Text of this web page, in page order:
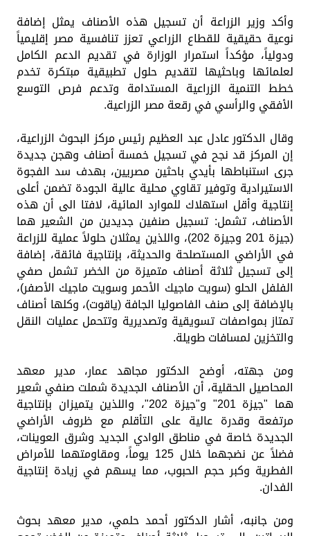
وأكد وزير الزراعة أن تسجيل هذه الأصناف يمثل إضافة
نوعية حقيقية للقطاع الزراعي تعزز تنافسية مصر إقليمياً
ودولياً، مؤكداً استمرار الوزارة في تقديم الدعم الكامل
لعلمائها وباحثيها لتقديم حلول تطبيقية مبتكرة تخدم
خطط التنمية الزراعية المستدامة وتدعم فرص التوسع
الأفقي والرأسي في رقعة مصر الزراعية.
وقال الدكتور عادل عبد العظيم رئيس مركز البحوث الزراعية،
إن المركز قد نجح في تسجيل خمسة أصناف وهجن جديدة
جرى استنباطها بأيدي باحثين مصريين، بهدف سد الفجوة
الاستيرادية وتوفير تقاوي محلية عالية الجودة تضمن أعلى
إنتاجية وأقل استهلاك للموارد المائية، لافتا الى أن هذه
الأصناف، تشمل: تسجيل صنفين جديدين من الشعير هما
(جيزة 201 وجيزة 202)، واللذين يمثلان حلولاً عملية للزراعة
في الأراضي المستصلحة والحديثة، بإنتاجية فائقة، إضافة
إلى تسجيل ثلاثة أصناف متميزة من الخضر تشمل صفي
الفلفل الحلو (سويت ماجيك الأحمر وسويت ماجيك الأصفر)،
بالإضافة إلى صنف الفاصوليا الجافة (ياقوت)، وكلها أصناف
تمتاز بمواصفات تسويقية وتصديرية وتتحمل عمليات النقل
والتخزين لمسافات طويلة.
ومن جهته، أوضح الدكتور مجاهد عمار، مدير معهد
المحاصيل الحقلية، أن الأصناف الجديدة شملت صنفي شعير
هما "جيزة 201" و"جيزة 202"، واللذين يتميزان بإنتاجية
مرتفعة وقدرة عالية على التأقلم مع ظروف الأراضي
الجديدة خاصة في مناطق الوادي الجديد وشرق العوينات،
فضلاً عن نضجهما خلال 125 يوماً، ومقاومتهما للأمراض
الفطرية وكبر حجم الحبوب، مما يسهم في زيادة إنتاجية
الفدان.
ومن جانبه، أشار الدكتور أحمد حلمي، مدير معهد بحوث